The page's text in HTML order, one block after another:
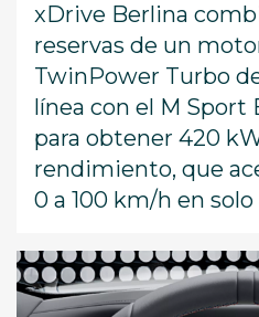
xDrive Berlina
reservas de un
TwinPower Turbo
línea con el M Sport
para obtener 420
rendimiento, que
0 a 100 km/h en